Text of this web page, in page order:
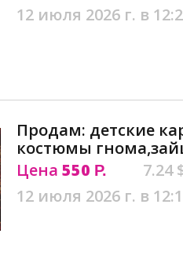
12 июля 2026 г. в
Продам: детские
костюмы
Цена 550 Р.
7.24
12 июля 2026 г. в